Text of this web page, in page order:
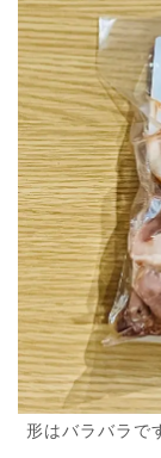
形はバラバラで